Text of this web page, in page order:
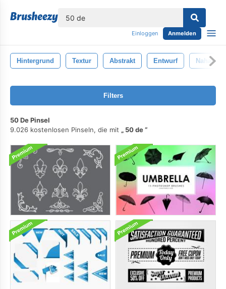
Einloggen Anmelden
Hintergrund Textur Abstrakt Entwurf
Filters
50 De Pinsel
9.026 kostenlosen Pinseln, die mit
50 de